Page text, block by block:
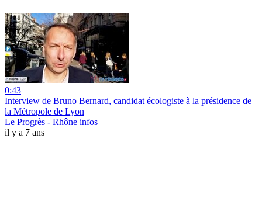
0:43
Interview de Bruno Bernard, candidat écologiste à la présidence de
la Métropole de Lyon
Le Progrès - Rhône infos
il y a 7 ans